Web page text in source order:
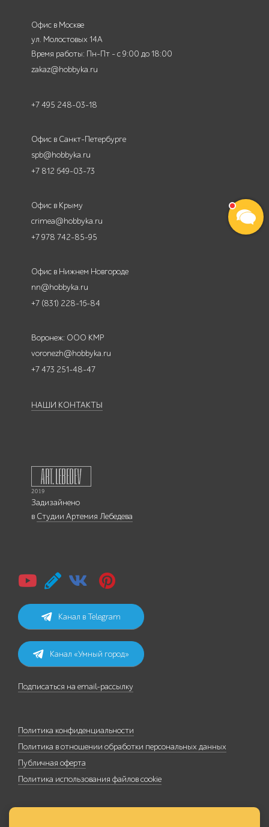
Офис в Москве
ул. Молостовых 14А
Время работы: Пн-Пт - с 9:00 до 18:00
zakaz@hobbyka.ru
+7 495 248-03-18
Офис в Санкт-Петербурге
spb@hobbyka.ru
+7 812 649-03-73
Офис в Крыму
crimea@hobbyka.ru
+7 978 742-85-95
Офис в Нижнем Новгороде
nn@hobbyka.ru
+7 (831) 228-16-84
Воронеж: ООО КМР
voronezh@hobbyka.ru
+7 473 251-48-47
НАШИ КОНТАКТЫ
Задизайнено
в Студии Артемия Лебедева
Канал в Telegram
Канал «Умный город»
Подписаться на email-рассылку
Политика конфиденциальности
Политика в отношении обработки персональных данных
Публичная оферта
Политика использования файлов cookie